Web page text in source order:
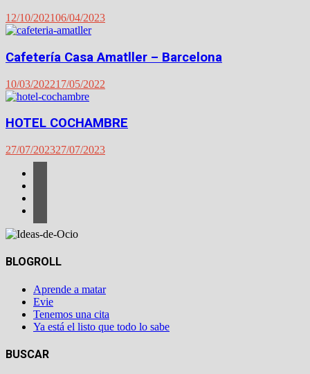
12/10/202106/04/2023
Cafetería Casa Amatller – Barcelona
10/03/202217/05/2022
HOTEL COCHAMBRE
27/07/202327/07/2023
BLOGROLL
Aprende a matar
Evie
Tenemos una cita
Ya está el listo que todo lo sabe
BUSCAR